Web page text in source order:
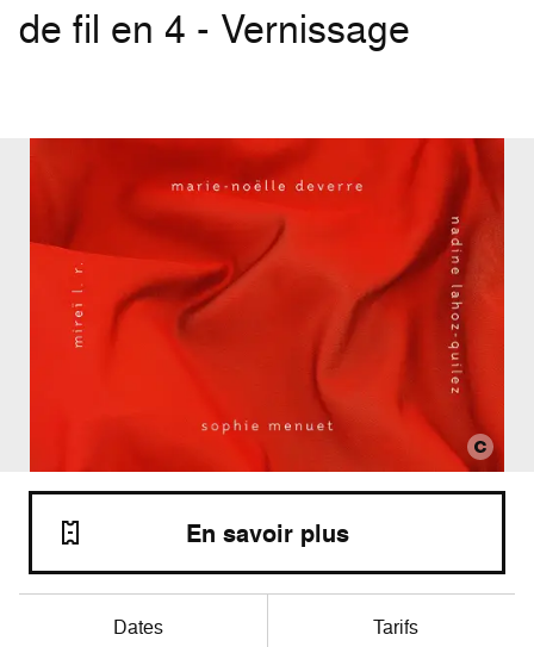
de fil en 4 - Vernissage
Dates Tarifs
En savoir plus